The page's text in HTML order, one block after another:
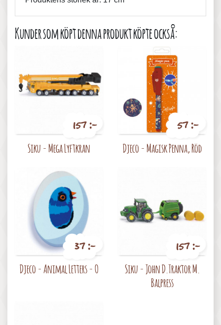
Kunder som köpt denna produkt köpte också:
157 :-
Siku - Mega Lyftkran
57 :-
Djeco - Magisk Penna, Röd
37 :-
Djeco - Animal Letters - O
157 :-
Siku - John D.Traktor M.
Balpress